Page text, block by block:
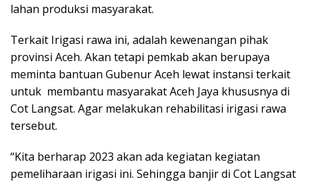
lahan produksi masyarakat.
Terkait Irigasi rawa ini, adalah kewenangan pihak
provinsi Aceh. Akan tetapi pemkab akan berupaya
meminta bantuan Gubenur Aceh lewat instansi terkait
untuk membantu masyarakat Aceh Jaya khususnya di
Cot Langsat. Agar melakukan rehabilitasi irigasi rawa
tersebut.
“Kita berharap 2023 akan ada kegiatan kegiatan
pemeliharaan irigasi ini. Sehingga banjir di Cot Langsat